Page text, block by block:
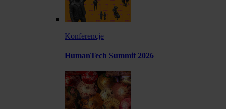
Konferencje
HumanTech Summit 2026